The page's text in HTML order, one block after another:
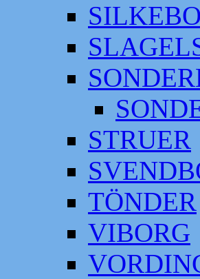
STRUER
TÖNDER
VIBORG